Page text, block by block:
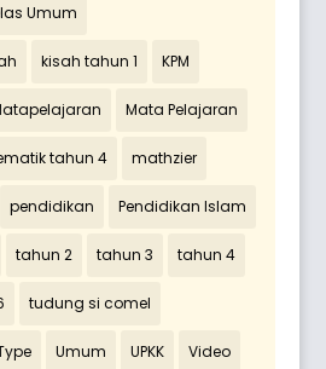
Umum
kisah tahun 1 KPM
Mata Pelajaran
tahun 4 mathzier
pendidikan Pendidikan Islam
tahun 2 tahun 3 tahun 4
tudung si comel
Umum UPKK Video